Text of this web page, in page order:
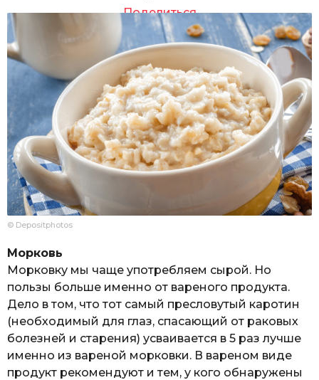
Поделиться
© Depositphotos
Морковь
Морковку мы чаще употребляем сырой. Но
пользы больше именно от вареного продукта.
Дело в том, что тот самый пресловутый каротин
(необходимый для глаз, спасающий от раковых
болезней и старения) усваивается в 5 раз лучше
именно из вареной морковки. В вареном виде
продукт рекомендуют и тем, у кого обнаружены